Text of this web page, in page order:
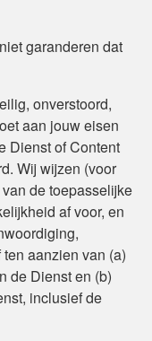
garanderen dat
onverstoord,
aan jouw eisen
Dienst of Content
Wij wijzen (voor
de toepasselijke
af voor, en
aanzien van (a)
de Dienst en (b)
inclusief de